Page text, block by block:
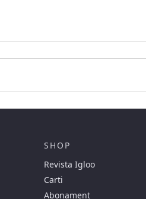
SHOP
Revista Igloo
Carti
Abonament